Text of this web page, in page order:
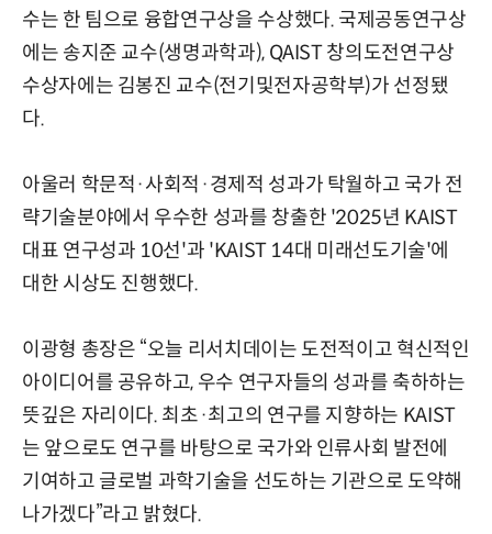
수는 한 팀으로 융합연구상을 수상했다. 국제공동연구상
에는 송지준 교수(생명과학과), QAIST 창의도전연구상
수상자에는 김봉진 교수(전기및전자공학부)가 선정됐
다.
아울러 학문적·사회적·경제적 성과가 탁월하고 국가 전
략기술분야에서 우수한 성과를 창출한 '2025년 KAIST
대표 연구성과 10선'과 'KAIST 14대 미래선도기술'에
대한 시상도 진행했다.
이광형 총장은 “오늘 리서치데이는 도전적이고 혁신적인
아이디어를 공유하고, 우수 연구자들의 성과를 축하하는
뜻깊은 자리이다. 최초·최고의 연구를 지향하는 KAIST
는 앞으로도 연구를 바탕으로 국가와 인류사회 발전에
기여하고 글로벌 과학기술을 선도하는 기관으로 도약해
나가겠다”라고 밝혔다.